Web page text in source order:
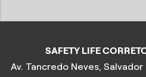
SAFETY LIFE
Av. Tancredo Neves,